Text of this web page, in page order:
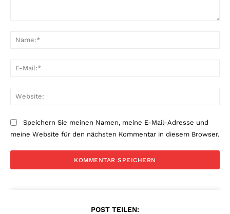
Speichern Sie meinen Namen, meine E-Mail-Adresse und
meine Website für den nächsten Kommentar in diesem Browser.
POST TEILEN: